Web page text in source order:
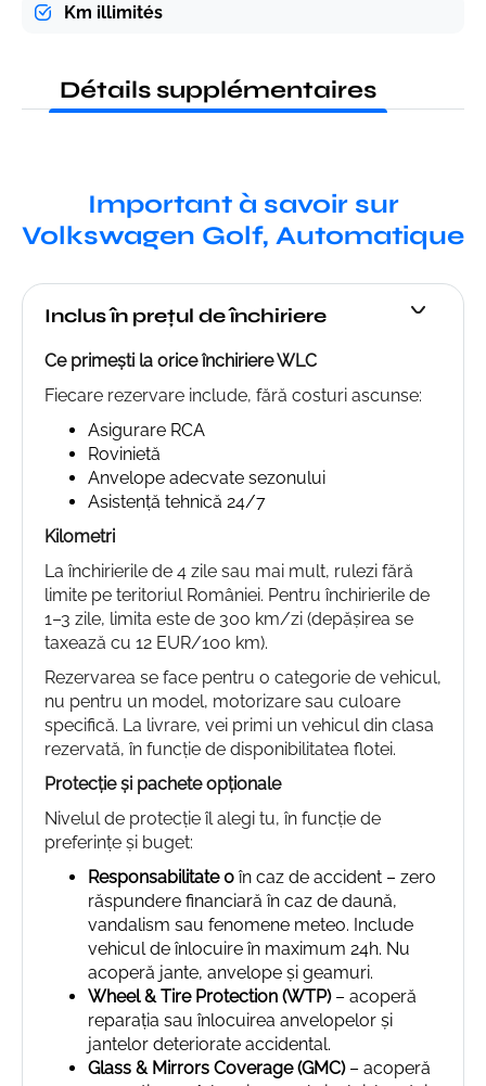
Km illimités
Détails supplémentaires
Important à savoir sur
Volkswagen Golf, Automatique
Inclus în prețul de închiriere
Ce primești la orice închiriere WLC
Fiecare rezervare include, fără costuri ascunse:
Asigurare RCA
Rovinietă
Anvelope adecvate sezonului
Asistență tehnică 24/7
Kilometri
La închirierile de 4 zile sau mai mult, rulezi fără
limite pe teritoriul României. Pentru închirierile de
1–3 zile, limita este de 300 km/zi (depășirea se
taxează cu 12 EUR/100 km).
Rezervarea se face pentru o categorie de vehicul,
nu pentru un model, motorizare sau culoare
specifică. La livrare, vei primi un vehicul din clasa
rezervată, în funcție de disponibilitatea flotei.
Protecție și pachete opționale
Nivelul de protecție îl alegi tu, în funcție de
preferințe și buget:
Responsabilitate 0 în caz de accident – zero
răspundere financiară în caz de daună,
vandalism sau fenomene meteo. Include
vehicul de înlocuire în maximum 24h. Nu
acoperă jante, anvelope și geamuri.
Wheel & Tire Protection (WTP)– acoperă
reparația sau înlocuirea anvelopelor și
jantelor deteriorate accidental.
Glass & Mirrors Coverage (GMC)– acoperă